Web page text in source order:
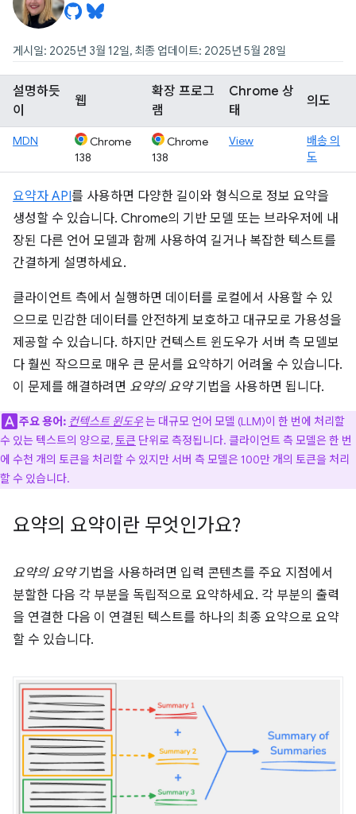
게시일: 2025년 3월 12일, 최종 업데이트: 2025년 5월 28일
설명하듯
이
웹
확장 프로그
램
Chrome 상
태
의도
MDN
Chrome
138
Chrome
138
View
배송 의
도
요약자 API를 사용하면 다양한 길이와 형식으로 정보 요약을
생성할 수 있습니다. Chrome의 기반 모델 또는 브라우저에 내
장된 다른 언어 모델과 함께 사용하여 길거나 복잡한 텍스트를
간결하게 설명하세요.
클라이언트 측에서 실행하면 데이터를 로컬에서 사용할 수 있
으므로 민감한 데이터를 안전하게 보호하고 대규모로 가용성을
제공할 수 있습니다. 하지만 컨텍스트 윈도우가 서버 측 모델보
다 훨씬 작으므로 매우 큰 문서를 요약하기 어려울 수 있습니다.
이 문제를 해결하려면 요약의 요약기법을 사용하면 됩니다.
주요 용어: 컨텍스트 윈도우는 대규모 언어 모델 (LLM)이 한 번에 처리할
수 있는 텍스트의 양으로, 토큰 단위로 측정됩니다. 클라이언트 측 모델은 한 번
에 수천 개의 토큰을 처리할 수 있지만 서버 측 모델은 100만 개의 토큰을 처리
할 수 있습니다.
요약의 요약이란 무엇인가요?
요약의 요약기법을 사용하려면 입력 콘텐츠를 주요 지점에서
분할한 다음 각 부분을 독립적으로 요약하세요. 각 부분의 출력
을 연결한 다음 이 연결된 텍스트를 하나의 최종 요약으로 요약
할 수 있습니다.